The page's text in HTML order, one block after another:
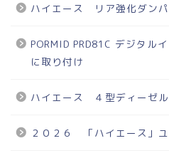
ハイエース リア強化ダンパ
PORMID PRD81C デジタル
に取り付け
ハイエース ４型ディーゼ
２０２６ 「ハイエース」